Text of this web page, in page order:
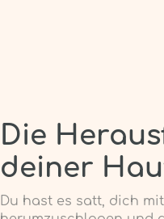
Die
deiner
Du hast es satt, dich